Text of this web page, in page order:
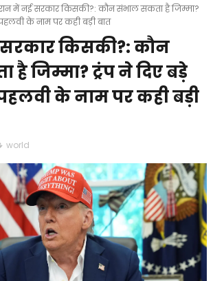
में नई सरकार किसकी?: कौन संभाल सकता है जिम्मा?
के नाम पर कही बड़ी बात
किसकी?: कौन
जिम्मा? ट्रंप ने दिए बड़े
के नाम पर कही बड़ी
world